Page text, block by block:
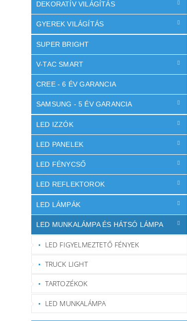
DEKORATÍV VILÁGÍTÁS
GYEREK VILÁGÍTÁS
SUPER BRIGHT
V-TAC SMART
CREE - 6 ÉV GARANCIA
SAMSUNG - 5 ÉV GARANCIA
LED IZZÓK
LED PANELEK
LED FÉNYCSŐ
LED REFLEKTOROK
LED LÁMPÁK
LED MUNKALÁMPA ÉS HÁTSÓ LÁMPA
LED FIGYELMEZTETŐ FÉNYEK
TRUCK LIGHT
TARTOZÉKOK
LED MUNKALÁMPA